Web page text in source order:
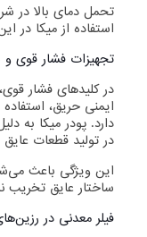
تحمل دمای بالا در
استفاده از میکا در
تجهیزات فشار قوی
در کلیدهای فشار
ایمنی حریق،
دارد. پودر میکا به
در تولید قطعات عایق
این ویژگی باعث
ساختار عایق تخریب
فیلر معدنی در